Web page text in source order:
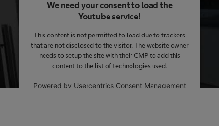
We need your consent to load the
Youtube service!
This content is not permitted to load due to trackers
that are not disclosed to the visitor. The website owner
needs to setup the site with their CMP to add this
content to the list of technologies used.
Powered by Usercentrics Consent Management